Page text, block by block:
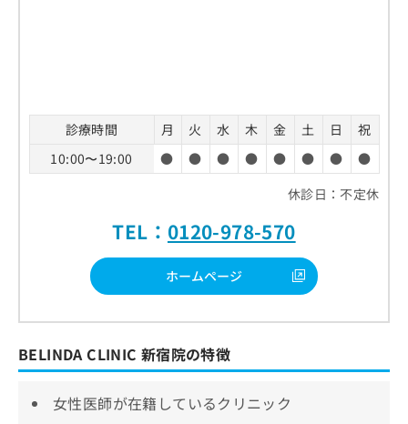
診療時間 月 火 水 木 金 土 日
祝
10:00〜19:00
● ● ● ● ● ● ●
●
休診日：不定休
TEL： 0120-978-570
ホームページ
BELINDA CLINIC 新宿院の特徴
女性医師が在籍しているクリニック